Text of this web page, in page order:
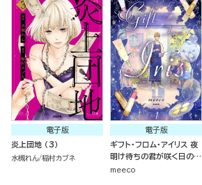
電子版
炎上団地 （3）
水槻れん 稲村カブネ
電子版
ギフト・フロム・アイリス 夜
明け待ちの君が咲く日の物
語 （1）
meeco